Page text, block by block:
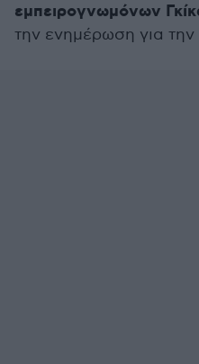
εμπειρογνωμόνων
την ενημέρωση για